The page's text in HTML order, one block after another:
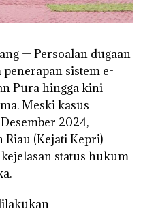
— Persoalan dugaan
sistem e-
Pura hingga kini
Meski kasus
2024,
Riau (Kejati Kepri)
status hukum